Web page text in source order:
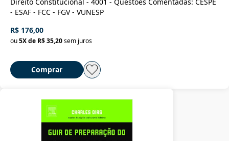
- ESAF - FCC - FGV - VUNESP
R$ 176,00
ou5X de R$ 35,20sem juros
Comprar